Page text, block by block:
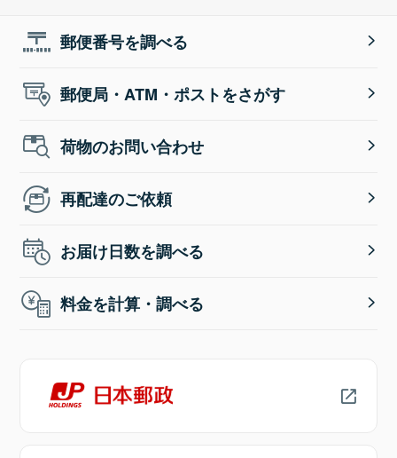
郵便番号を調べる
郵便局・ATM・ポストをさがす
荷物のお問い合わせ
再配達のご依頼
お届け日数を調べる
料金を計算・調べる